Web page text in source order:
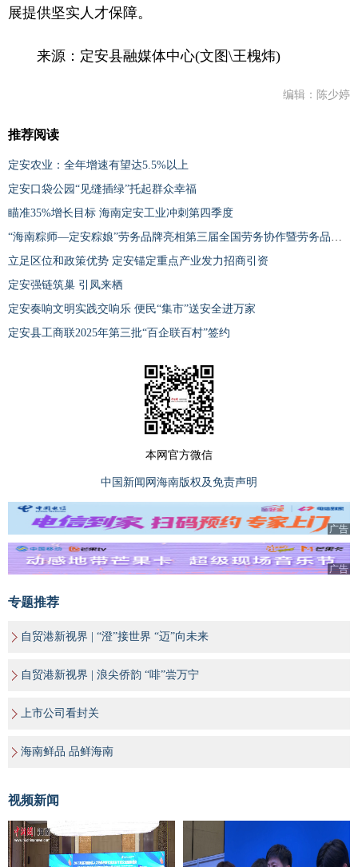
展提供坚实人才保障。
来源：定安县融媒体中心(文图\王槐炜)
编辑：陈少婷
推荐阅读
定安农业：全年增速有望达5.5%以上
定安口袋公园“见缝插绿”托起群众幸福
瞄准35%增长目标 海南定安工业冲刺第四季度
“海南粽师—定安粽娘”劳务品牌亮相第三届全国劳务协作暨劳务品牌发展大会
立足区位和政策优势 定安锚定重点产业发力招商引资
定安强链筑巢 引凤来栖
定安奏响文明实践交响乐 便民“集市”送安全进万家
定安县工商联2025年第三批“百企联百村”签约
本网官方微信
中国新闻网海南版权及免责声明
广告
广告
专题推荐
自贸港新视界 | “澄”接世界 “迈”向未来
自贸港新视界 | 浪尖侨韵 “啡”尝万宁
上市公司看封关
海南鲜品 品鲜海南
视频新闻